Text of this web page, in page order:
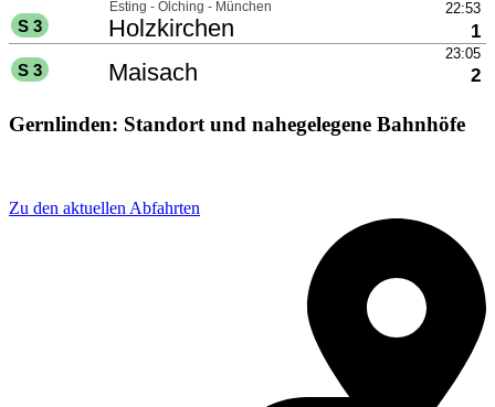
Gernlinden: Standort und nahegelegene Bahnhöfe
Zu den aktuellen Abfahrten